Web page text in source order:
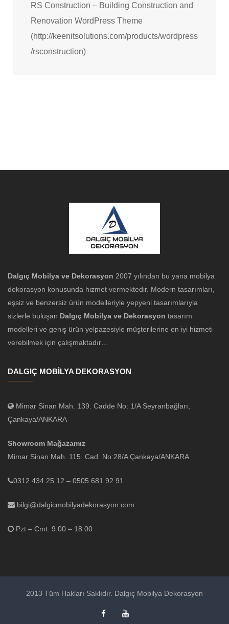
RS Construction – Building Construction and
Renovation WordPress Theme
(http://keenitsolutions.com/products/wordpress
/rsconstruction)
Dalgıç Mobilya ve Dekorasyon 2007 yılından bu yana mobilya
dekorasyon konusunda hizmet vermektedir. Modern tasarımları,
eşsiz ve benzersiz ürün modelleriyle yepyeni tasarımlarıyla
sizlerle buluşan Dalgıç Mobilya ve Dekorasyon tasarım
modelleri ve geniş ürün yelpazesiyle müşterilerine en iyi hizmeti
verebilmek için çalışmaktadır…
DALGIÇ MOBİLYA DEKORASYON
Mimar Sinan Mah. 139. Cadde No: 1/A Seyranbağları,
Çankaya/ANKARA
Showroom Mağazamız
Mimar Sinan Mah. 115. Cad. No:28/A Çankaya/ANKARA
0312 434 25 12 – 0505 681 92 91
bilgi@dalgicmobilyadekorasyon.com
Pzt – Cmt: 9:00 – 18:00
2013 Tüm Hakları Saklıdır. Dalgıç Mobilya Dekorasyon